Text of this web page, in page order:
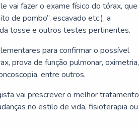
vai fazer o exame físico do tórax, que
de pombo”, escavado etc.), a
tosse e outros testes pertinentes.
para confirmar o possível
prova de função pulmonar, oximetria,
entre outros.
vai prescrever o melhor tratamento
no estilo de vida, fisioterapia ou